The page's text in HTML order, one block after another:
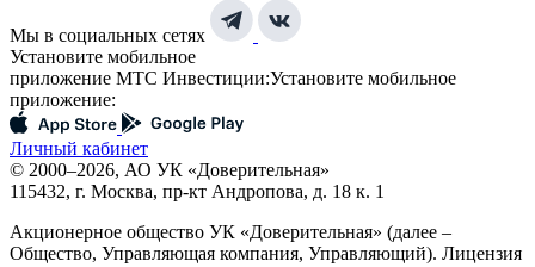
Мы в социальных сетях
Установите мобильное
приложение МТС Инвестиции:Установите мобильное
приложение:
Личный кабинет
© 2000–2026, АО УК «Доверительная»
115432, г. Москва, пр-кт Андропова, д. 18 к. 1
Акционерное общество УК «Доверительная» (далее –
Общество, Управляющая компания, Управляющий). Лицензия